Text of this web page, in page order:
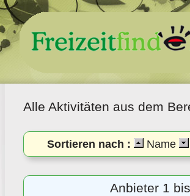
Alle Aktivitäten aus dem
Sortieren nach : Name
Anbieter 1